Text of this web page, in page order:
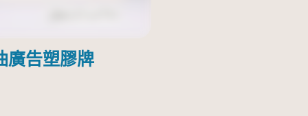
廣告塑膠牌